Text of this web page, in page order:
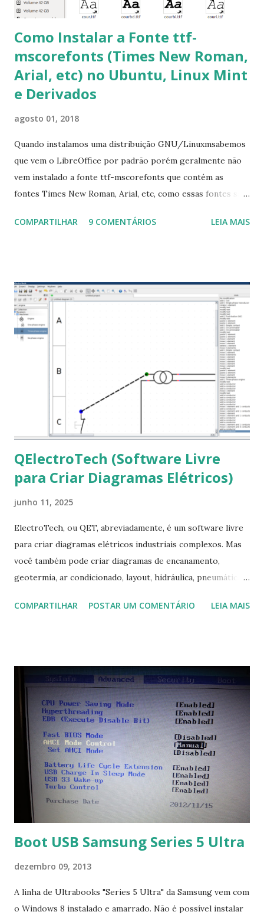
Como Instalar a Fonte ttf-
mscorefonts (Times New Roman,
Arial, etc) no Ubuntu, Linux Mint
e Derivados
agosto 01, 2018
Quando instalamos uma distribuição GNU/Linuxmsabemos
que vem o LibreOffice por padrão porém geralmente não
vem instalado a fonte ttf-mscorefonts que contém as
fontes Times New Roman, Arial, etc, como essas fontes são
a Associação Brasileira de Normas Técnicas (ABNT), exige
que contém essas fontes. Ao instalar o GNU/Linux abra o
terminal e execute o comando: $ sudo apt-get install ttf-
mscorefonts-installer Leia os termos de uso e avance
clicando em “Ok” Agora aceite os termos de uso clicando
em “Sim” Pronto agora abra o LibreOffice e veja se as
fontes Times New Roman, Arial estão instaladas. Caso
ocorra algum erro ou precisa reinstalar, execute: $ sudo
apt-get install --reinstall ttf-mscorefonts-installer
COMPARTILHAR 9 COMENTÁRIOS LEIA MAIS
QElectroTech (Software Livre
para Criar Diagramas Elétricos)
junho 11, 2025
ElectroTech, ou QET, abreviadamente, é um software livre
para criar diagramas elétricos industriais complexos. Mas
você também pode criar diagramas de encanamento,
geotermia, ar condicionado, layout, hidráulica, pneumática,
Na última versão 0.100, a coleção contém mais de 8.000
COMPARTILHAR POSTAR UM COMENTÁRIO LEIA MAIS
Boot USB Samsung Series 5 Ultra
dezembro 09, 2013
A linha de Ultrabooks "Series 5 Ultra" da Samsung vem com
o Windows 8 instalado e amarrado. Não é possível instalar